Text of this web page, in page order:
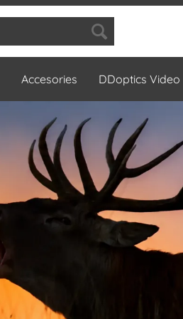
Accesories DDoptics Video